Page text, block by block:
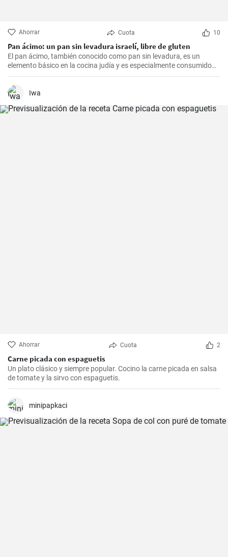
Ahorrar Cuota 10
Pan ácimo: un pan sin levadura israelí, libre de gluten
El pan ácimo, también conocido como pan sin levadura, es un
elemento básico en la cocina judía y es especialmente consumido
durante Pesaj. En esta receta, te mostraré cómo hacer tu propio
pan ácimo casero de manera sencilla y deliciosa.
Iwa
Ahorrar Cuota 2
Carne picada con espaguetis
Un plato clásico y siempre popular. Cocino la carne picada en salsa
de tomate y la sirvo con espaguetis.
minipapkaci